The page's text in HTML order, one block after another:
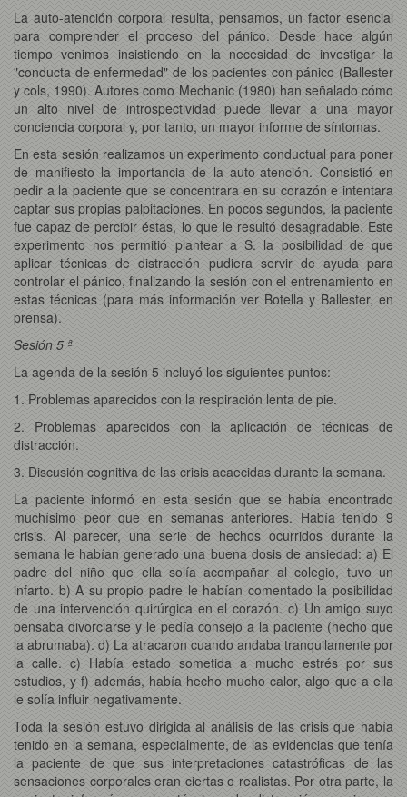
La auto-atención corporal resulta, pensamos, un factor esencial
para comprender el proceso del pánico. Desde hace algún
tiempo venimos insistiendo en la necesidad de investigar la
"conducta de enfermedad" de los pacientes con pánico (Ballester
y cols, 1990). Autores como Mechanic (1980) han señalado cómo
un alto nivel de introspectividad puede llevar a una mayor
conciencia corporal y, por tanto, un mayor informe de síntomas.
En esta sesión realizamos un experimento conductual para poner
de manifiesto la importancia de la auto-atención. Consistió en
pedir a la paciente que se concentrara en su corazón e intentara
captar sus propias palpitaciones. En pocos segundos, la paciente
fue capaz de percibir éstas, lo que le resultó desagradable. Este
experimento nos permitió plantear a S. la posibilidad de que
aplicar técnicas de distracción pudiera servir de ayuda para
controlar el pánico, finalizando la sesión con el entrenamiento en
estas técnicas (para más información ver Botella y Ballester, en
prensa).
Sesión 5 ª
La agenda de la sesión 5 incluyó los siguientes puntos:
1. Problemas aparecidos con la respiración lenta de pie.
2. Problemas aparecidos con la aplicación de técnicas de
distracción.
3. Discusión cognitiva de las crisis acaecidas durante la semana.
La paciente informó en esta sesión que se había encontrado
muchísimo peor que en semanas anteriores. Había tenido 9
crisis. Al parecer, una serie de hechos ocurridos durante la
semana le habían generado una buena dosis de ansiedad: a) El
padre del niño que ella solía acompañar al colegio, tuvo un
infarto. b) A su propio padre le habían comentado la posibilidad
de una intervención quirúrgica en el corazón. c) Un amigo suyo
pensaba divorciarse y le pedía consejo a la paciente (hecho que
la abrumaba). d) La atracaron cuando andaba tranquilamente por
la calle. c) Había estado sometida a mucho estrés por sus
estudios, y f) además, había hecho mucho calor, algo que a ella
le solía influir negativamente.
Toda la sesión estuvo dirigida al análisis de las crisis que había
tenido en la semana, especialmente, de las evidencias que tenía
la paciente de que sus interpretaciones catastróficas de las
sensaciones corporales eran ciertas o realistas. Por otra parte, la